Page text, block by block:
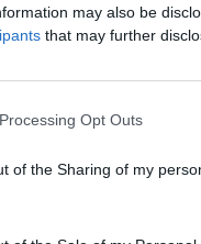
may also be
that may further
Opt Outs
of the Sharing of my